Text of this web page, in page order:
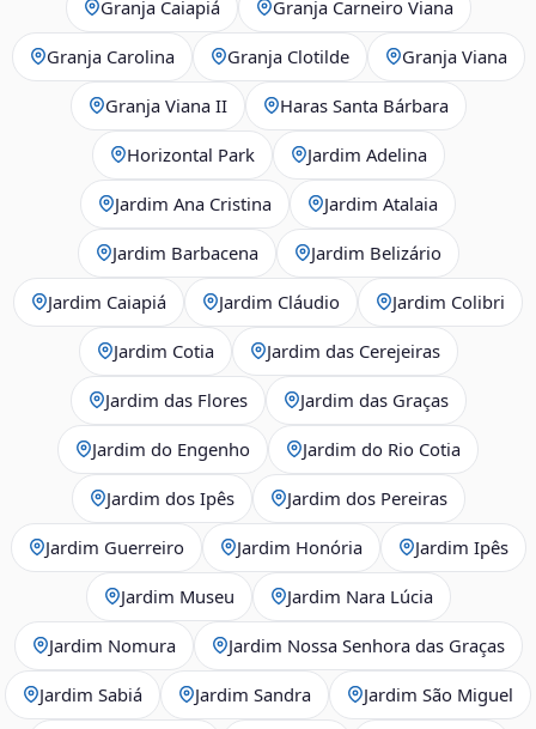
Granja Caiapiá Granja Carneiro Viana
Granja Carolina Granja Clotilde Granja Viana
Granja Viana II Haras Santa Bárbara
Horizontal Park Jardim Adelina
Jardim Ana Cristina Jardim Atalaia
Jardim Barbacena Jardim Belizário
Jardim Caiapiá Jardim Cláudio Jardim Colibri
Jardim Cotia Jardim das Cerejeiras
Jardim das Flores Jardim das Graças
Jardim do Engenho Jardim do Rio Cotia
Jardim dos Ipês Jardim dos Pereiras
Jardim Guerreiro Jardim Honória Jardim Ipês
Jardim Museu Jardim Nara Lúcia
Jardim Nomura Jardim Nossa Senhora das Graças
Jardim Sabiá Jardim Sandra Jardim São Miguel